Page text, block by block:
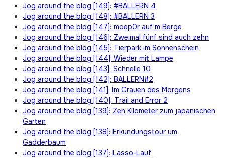
Jog around the blog [149]: #BALLERN 4
Jog around the blog [148]: #BALLERN 3
Jog around the blog [147]: moep0r auf’m Berge
Jog around the blog [146]: Zweimal fünf sind auch zehn
Jog around the blog [145]: Tierpark im Sonnenschein
Jog around the blog [144]: Wieder mit Lampe
Jog around the blog [143]: Schnelle 10
Jog around the blog [142]: BALLERN#2
Jog around the blog [141]: Im Grauen des Morgens
Jog around the blog [140]: Trail and Error 2
Jog around the blog [139]: Zen Kilometer zum japanischen
Garten
Jog around the blog [138]: Erkundungstour um
Gadderbaum
Jog around the blog [137]: Lasso-Lauf